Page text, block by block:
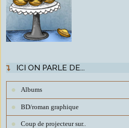
ICI ON PARLE DE...
Albums
BD/roman graphique
Coup de projecteur sur..